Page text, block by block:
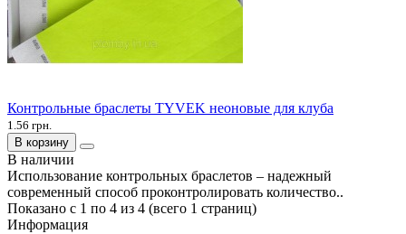
Контрольные браслеты TYVEK неоновые для клуба
1.56 грн.
В корзину
В наличии
Использование контрольных браслетов – надежный
современный способ проконтролировать количество..
Показано с 1 по 4 из 4 (всего 1 страниц)
Информация